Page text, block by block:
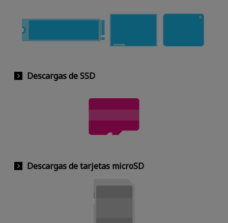
Descargas de SSD
Descargas de tarjetas microSD